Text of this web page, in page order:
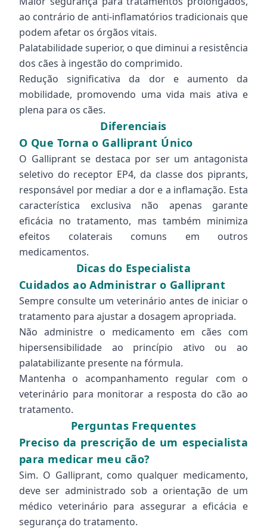
ao contrário de anti-inflamatórios tradicionais que
podem afetar os órgãos vitais.
Palatabilidade superior, o que diminui a resistência
dos cães à ingestão do comprimido.
Redução significativa da dor e aumento da
mobilidade, promovendo uma vida mais ativa e
plena para os cães.
Diferenciais
O Que Torna o Galliprant Único
O Galliprant se destaca por ser um antagonista
seletivo do receptor EP4, da classe dos piprants,
responsável por mediar a dor e a inflamação. Esta
característica exclusiva não apenas garante
eficácia no tratamento, mas também minimiza
efeitos colaterais comuns em outros
medicamentos.
Dicas do Especialista
Cuidados ao Administrar o Galliprant
Sempre consulte um veterinário antes de iniciar o
tratamento para ajustar a dosagem apropriada.
Não administre o medicamento em cães com
hipersensibilidade ao princípio ativo ou ao
palatabilizante presente na fórmula.
Mantenha o acompanhamento regular com o
veterinário para monitorar a resposta do cão ao
tratamento.
Perguntas Frequentes
Preciso da prescrição de um especialista
para medicar meu cão?
Sim. O Galliprant, como qualquer medicamento,
deve ser administrado sob a orientação de um
médico veterinário para assegurar a eficácia e
segurança do tratamento.